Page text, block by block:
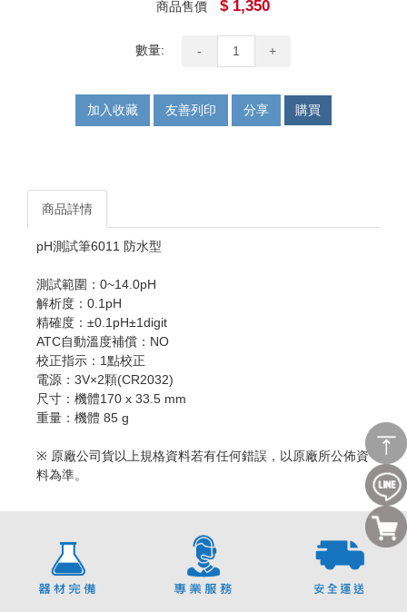
商品售價 $ 1,350
數量: - +
加入收藏 友善列印 分享 購買
商品詳情
pH測試筆6011 防水型
測試範圍：0~14.0pH
解析度：0.1pH
精確度：±0.1pH±1digit
ATC自動溫度補償：NO
校正指示：1點校正
電源：3V×2顆(CR2032)
尺寸：機體170 x 33.5 mm
重量：機體 85 g
※ 原廠公司貨以上規格資料若有任何錯誤，以原廠所公佈資
料為準。